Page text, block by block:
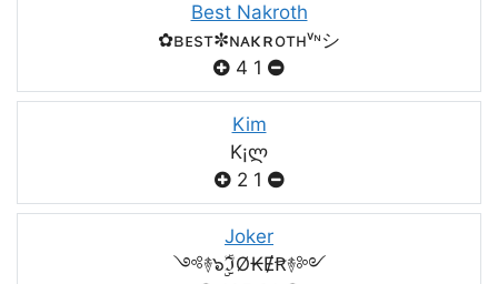
Best Nakroth
✿ʙᴇsт✼ɴᴀκʀoтнᵛᶰシ
4 1
Kim
K¡ლ
2 1
Joker
༺࿈๖ۣۣۜℑØ₭ɆꞦ࿈༻